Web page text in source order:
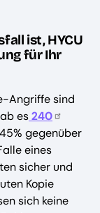
ist, HYCU
für Ihr
Angriffe sind
es240
gegenüber
eines
sicher und
Kopie
sich keine